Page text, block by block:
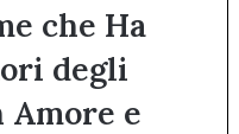
che Ha
degli
Amore e